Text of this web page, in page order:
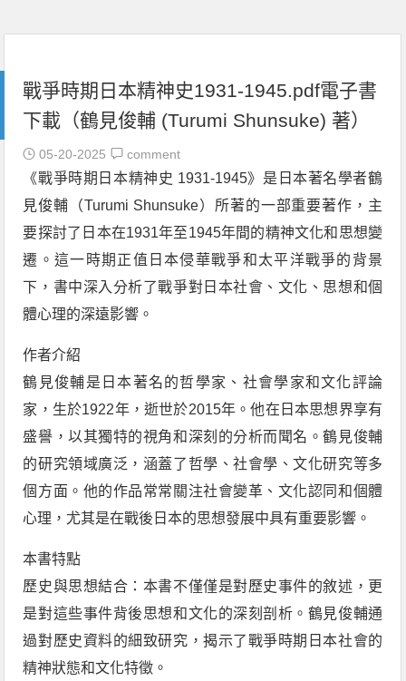
戰爭時期日本精神史1931-1945.pdf電子書
下載（鶴見俊輔 (Turumi Shunsuke) 著）
05-20-2025 comment
《戰爭時期日本精神史 1931-1945》是日本著名學者鶴
見俊輔（Turumi Shunsuke）所著的一部重要著作，主
要探討了日本在1931年至1945年間的精神文化和思想變
遷。這一時期正值日本侵華戰爭和太平洋戰爭的背景
下，書中深入分析了戰爭對日本社會、文化、思想和個
體心理的深遠影響。
作者介紹
鶴見俊輔是日本著名的哲學家、社會學家和文化評論
家，生於1922年，逝世於2015年。他在日本思想界享有
盛譽，以其獨特的視角和深刻的分析而聞名。鶴見俊輔
的研究領域廣泛，涵蓋了哲學、社會學、文化研究等多
個方面。他的作品常常關注社會變革、文化認同和個體
心理，尤其是在戰後日本的思想發展中具有重要影響。
本書特點
歷史與思想結合：本書不僅僅是對歷史事件的敘述，更
是對這些事件背後思想和文化的深刻剖析。鶴見俊輔通
過對歷史資料的細致研究，揭示了戰爭時期日本社會的
精神狀態和文化特徵。